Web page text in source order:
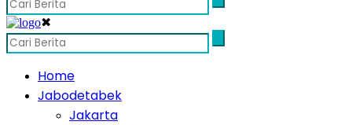
✖
Home
Jabodetabek
Jakarta